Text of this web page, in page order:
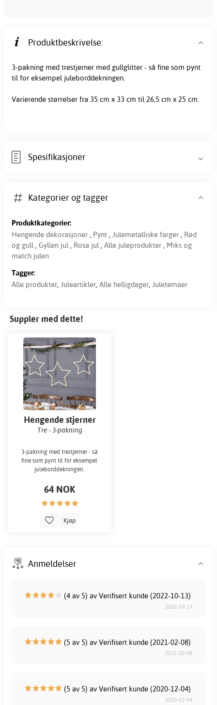
Produktbeskrivelse:
3-pakning med trestjerner med gullglitter - så fine som pynt
til for eksempel juleborddekningen.
Varierende størrelser fra 35 cm x 33 cm til 26,5 cm x 25 cm.
Spesifikasjoner
Kategorier og tagger
Produktkategorier:
Hengende dekorasjoner , Pynt , Julemetalliske farger , Rød
og gull , Gyllen jul , Rosa jul , Alle juleprodukter , Miks og
match julen
Tagger:
Alle produkter, Juleartikler, Alle helligdager, Juletemaer
Suppler med dette!
Hengende stjerner
Tre - 3-pakning
3-pakning med trestjerner - så
fine som pynt til for eksempel
juleborddekningen.
64 NOK
Kjøp
Anmeldelser
(4 av 5) av Verifisert kunde (2022-10-13)
2022-10-13
(5 av 5) av Verifisert kunde (2021-02-08)
2021-02-08
(5 av 5) av Verifisert kunde (2020-12-04)
2020-12-04